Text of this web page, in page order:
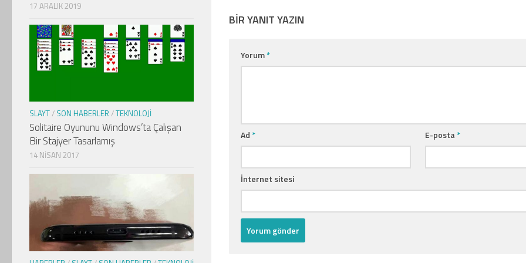
BIR YANIT YAZIN
Yorum*
Ad* E-posta*
İnternet sitesi
17 ARALIK 2019
SLAYT/ SON HABERLER /TEKNOLOJI
Solitaire Oyununu Windows’ta Çalışan
Bir Stajyer Tasarlamış
14 NISAN 2017